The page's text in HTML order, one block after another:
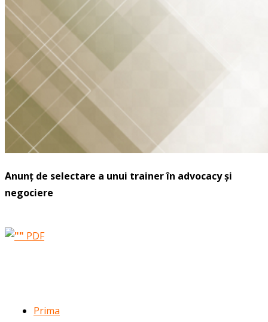
Anunț de selectare a unui trainer în advocacy și
negociere
PDF